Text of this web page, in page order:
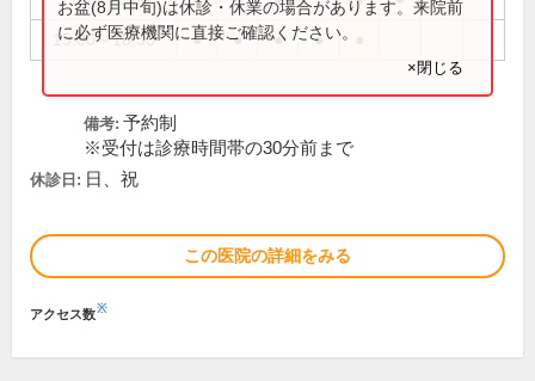
15:00～18:30 ● ● ● ●
お盆(8月中旬)は休診・休業の場合があります。来院前
に必ず医療機関に直接ご確認ください。
×閉じる
備考: 予約制
※受付は診療時間帯の30分前まで
休診日: 日、祝
この医院の詳細をみる
アクセス数※